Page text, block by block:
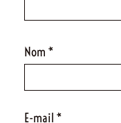
Nom *
E-mail *